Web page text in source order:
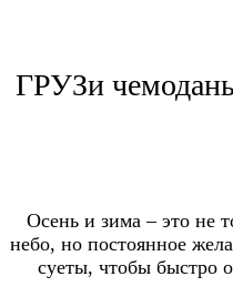
ГРУЗи
Осень и зима – это не
небо, но постоянное
суеты, чтобы быстро